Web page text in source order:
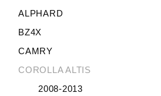
ALPHARD
BZ4X
CAMRY
COROLLA ALTIS
2008-2013